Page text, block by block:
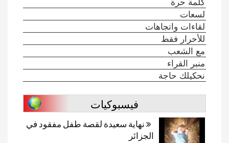
لسعات
لقاءات واتجاهات
للأحرار فقط
مع الشعب
منبر القراء
نحكيلك حاجة
فيسبوكيات
نهاية سعيدة لقصة طفل مفقود في
الجزائر